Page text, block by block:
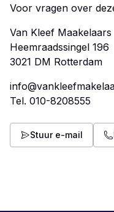
Voor vragen over
Van Kleef Maakelaars
Heemraadssingel 196
Tel. 010-8208555
Stuur e-mail